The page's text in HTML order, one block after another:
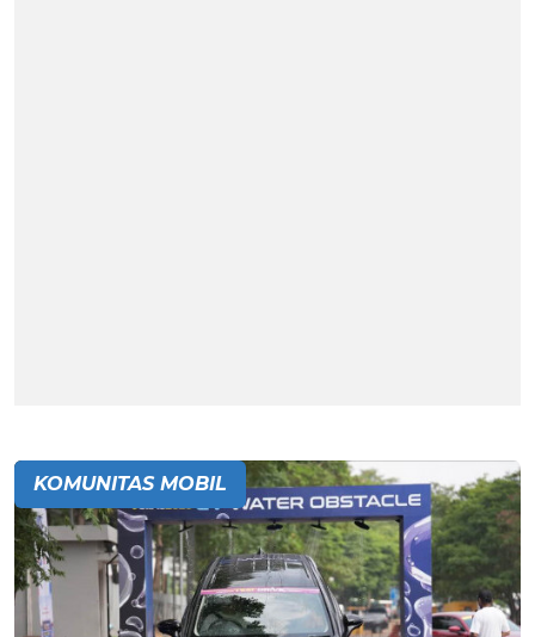
KOMUNITAS MOBIL